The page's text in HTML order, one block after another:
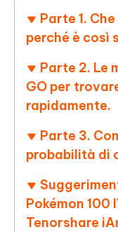
Parte 1.
perché è così
Parte 2. Le
GO per
rapidamente.
Parte 3.
probabilità di
Pokémon 100
Tenorshare